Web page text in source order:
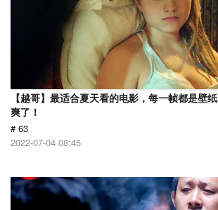
【越哥】最适合夏天看的电影，每一帧都是壁
爽了！
# 63
2022-07-04 08:45